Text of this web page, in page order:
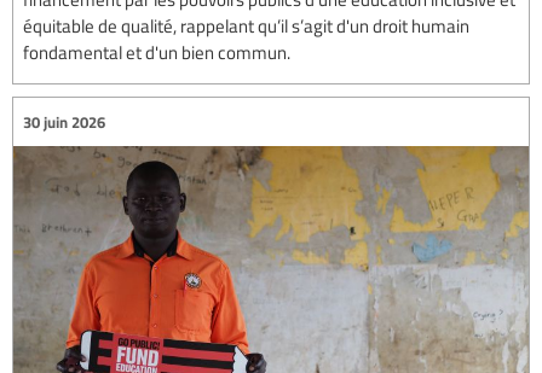
équitable de qualité, rappelant qu’il s’agit d'un droit humain
fondamental et d'un bien commun.
30 juin 2026